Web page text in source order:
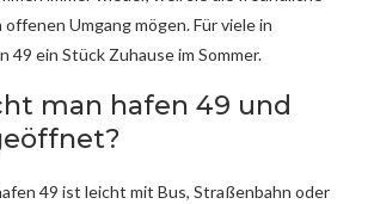
Umgang mögen. Für viele in
49 ein Stück Zuhause im Sommer.
man hafen 49 und
49 ist leicht mit Bus, Straßenbahn oder